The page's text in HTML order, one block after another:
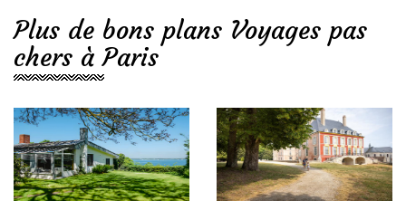
Plus de bons plans Voyages pas
chers à Paris